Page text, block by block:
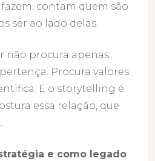
contam quem são
ser ao lado delas.
não procura apenas
Procura valores
E o storytelling é
essa relação, que
e como legado